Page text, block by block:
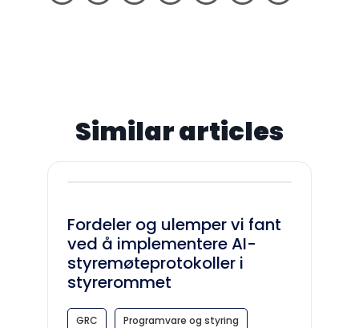
Similar articles
Fordeler og ulemper vi fant
ved å implementere AI-
styremøteprotokoller i
styrerommet
GRC Programvare og styring